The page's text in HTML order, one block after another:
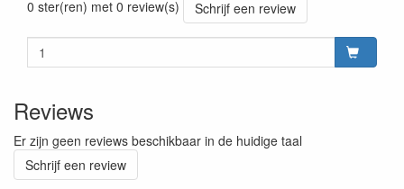
0 ster(ren) met 0 review(s)
Schrijf een review
Reviews
Er zijn geen reviews beschikbaar in de huidige taal
Schrijf een review